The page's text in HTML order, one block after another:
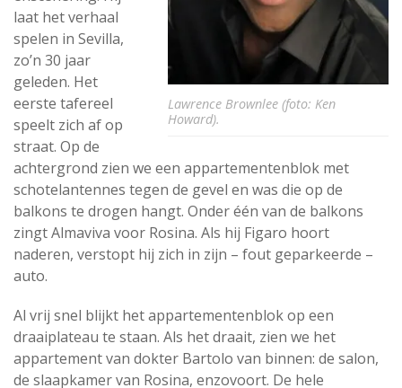
Lawrence Brownlee (foto: Ken
Howard).
laat het verhaal
spelen in Sevilla,
zo’n 30 jaar
geleden. Het
eerste tafereel
speelt zich af op
straat. Op de
achtergrond zien we een appartementenblok met
schotelantennes tegen de gevel en was die op de
balkons te drogen hangt. Onder één van de balkons
zingt Almaviva voor Rosina. Als hij Figaro hoort
naderen, verstopt hij zich in zijn – fout geparkeerde –
auto.
Al vrij snel blijkt het appartementenblok op een
draaiplateau te staan. Als het draait, zien we het
appartement van dokter Bartolo van binnen: de salon,
de slaapkamer van Rosina, enzovoort. De hele